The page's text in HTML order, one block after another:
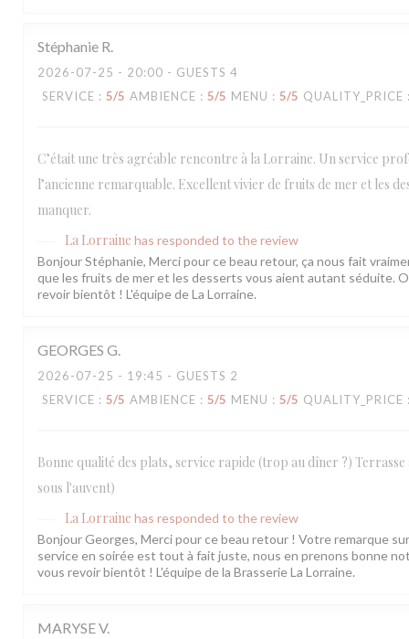
Stéphanie R
2026-07-25 - 20:00 - GUESTS 4
SERVICE : 5/5 AMBIENCE : 5/5 MENU : 5/5 QUALITY_PRICE
C’était une très agréable rencontre à la Lorraine. Un service
l’ancienne remarquable. Excellent vivier de fruits de mer et les
manquer.
La Lorraine has responded to the review
Bonjour Stéphanie, Merci pour ce beau retour, ça nous fait
que les fruits de mer et les desserts vous aient autant séduite.
revoir bientôt ! L'équipe de La Lorraine.
GEORGES G
2026-07-25 - 19:45 - GUESTS 2
SERVICE : 5/5 AMBIENCE : 5/5 MENU : 5/5 QUALITY_PRICE
Bonne qualité des plats, service rapide (trop au dîner ?)
sous l'auvent)
La Lorraine has responded to the review
Bonjour Georges, Merci pour ce beau retour ! Votre remarque
service en soirée est tout à fait juste, nous en prenons bonne
vous revoir bientôt ! L'équipe de la Brasserie La Lorraine.
MARYSEV